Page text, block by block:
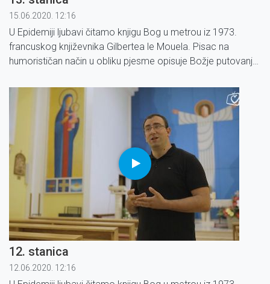
15.06.2020. 12:16
U Epidemiji ljubavi čitamo knjigu Bog u metrou iz 1973.
francuskog književnika Gilbertea le Mouela. Pisac na
humorističan način u obliku pjesme opisuje Božje putovanje
12. stanica
12.06.2020. 12:16